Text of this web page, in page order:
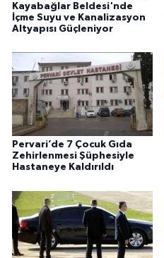
Kayabağlar Beldesi'nde
İçme Suyu ve Kanalizasyon
Altyapısı Güçleniyor
Pervari’de 7 Çocuk Gıda
Zehirlenmesi Şüphesiyle
Hastaneye Kaldırıldı